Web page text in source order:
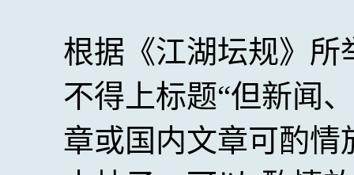
根据《江湖坛规》所
不得上标题“但新闻
章或国内文章可酌情